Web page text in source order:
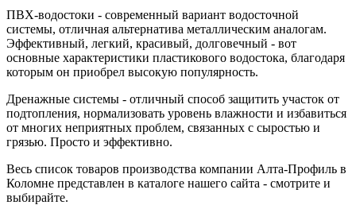
ПВХ-водостоки - современный вариант водосточной
системы, отличная альтернатива металлическим аналогам.
Эффективный, легкий, красивый, долговечный - вот
основные характеристики пластикового водостока, благодаря
которым он приобрел высокую популярность.
Дренажные системы - отличный способ защитить участок от
подтопления, нормализовать уровень влажности и избавиться
от многих неприятных проблем, связанных с сыростью и
грязью. Просто и эффективно.
Весь список товаров производства компании Алта-Профиль в
Коломне представлен в каталоге нашего сайта - смотрите и
выбирайте.